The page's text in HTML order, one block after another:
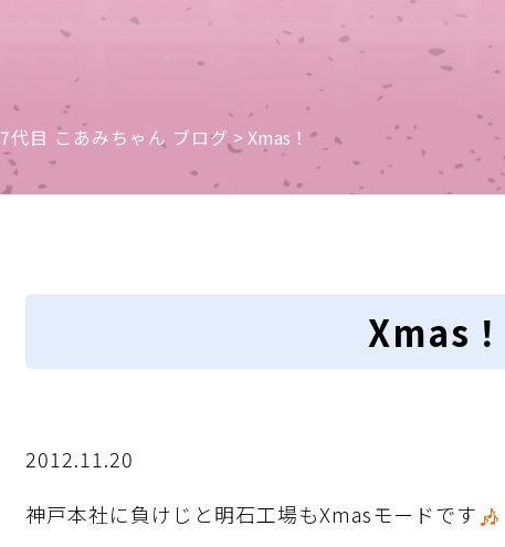
7代目 こあみちゃん ブログ > Xmas！
Xmas！
2012.11.20
神戸本社に負けじと明石工場もXmasモードです